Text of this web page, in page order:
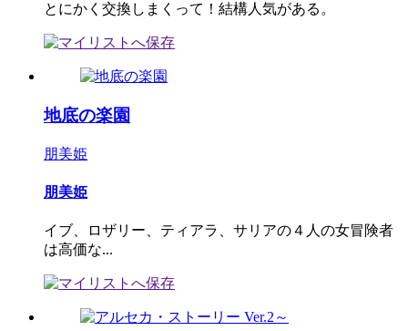
とにかく交換しまくって！結構人気がある。
地底の楽園
朋美姫
朋美姫
イブ、ロザリー、ティアラ、サリアの４人の女冒険者
は高価な...